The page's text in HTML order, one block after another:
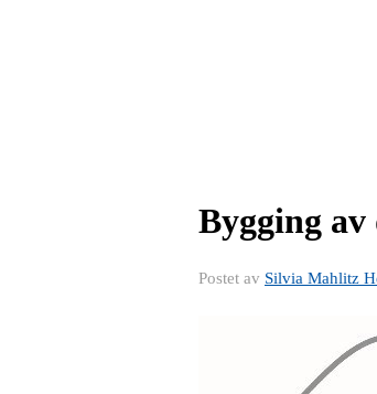
Bygging
Postet av Silvia Mahlitz